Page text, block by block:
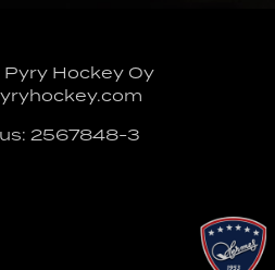
Pyry Hockey Oy
2567848-3